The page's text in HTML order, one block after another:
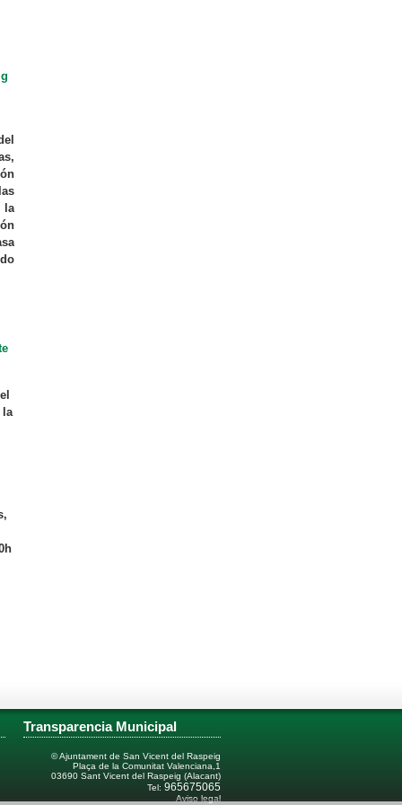
la
la
Transparencia Municipal
© Ajuntament de San Vicent del Raspeig
Plaça de la Comunitat Valenciana,1
03690 Sant Vicent del Raspeig (Alacant)
Tel: 965675065
Aviso legal